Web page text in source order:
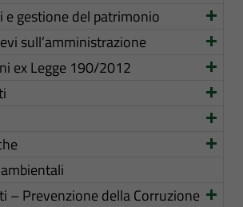
e gestione del patrimonio
sull’amministrazione
ex Legge 190/2012
– Prevenzione della Corruzione